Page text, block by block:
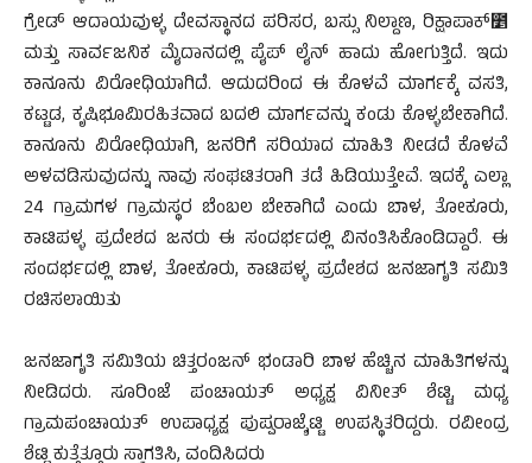
ಗ್ರೇಡ್ ಆದಾಯವುಳ್ಳ ದೇವಸ್ಥಾನದ ಪರಿಸರ, ಬಸ್ಸು ನಿಲ್ದಾಣ, ರಿಕ್ಷಾಪಾಕ್೵
ಮತ್ತು ಸಾರ್ವಜನಿಕ ಮೈದಾನದಲ್ಲಿ ಪೈಪ್ ಲೈನ್ ಹಾದು ಹೋಗುತ್ತಿದೆ. ಇದು
ಕಾನೂನು ವಿರೋಧಿಯಾಗಿದೆ. ಆದುದರಿಂದ ಈ ಕೊಳವೆ ಮಾರ್ಗಕ್ಕೆ ವಸತಿ,
ಕಟ್ಟಡ, ಕೃಷಿಭೂಮಿರಹಿತವಾದ ಬದಲಿ ಮಾರ್ಗವನ್ನು ಕಂಡು ಕೊಳ್ಳಬೇಕಾಗಿದೆ.
ಕಾನೂನು ವಿರೋಧಿಯಾಗಿ, ಜನರಿಗೆ ಸರಿಯಾದ ಮಾಹಿತಿ ನೀಡದೆ ಕೊಳವೆ
ಅಳವಡಿಸುವುದನ್ನು ನಾವು ಸಂಘಟಿತರಾಗಿ ತಡೆ ಹಿಡಿಯುತ್ತೇವೆ. ಇದಕ್ಕೆ ಎಲ್ಲಾ
24 ಗ್ರಾಮಗಳ ಗ್ರಾಮಸ್ಥರ ಬೆಂಬಲ ಬೇಕಾಗಿದೆ ಎಂದು ಬಾಳ, ತೋಕೂರು,
ಕಾಟಿಪಳ್ಳ ಪ್ರದೇಶದ ಜನರು ಈ ಸಂದರ್ಭದಲ್ಲಿ ವಿನಂತಿಸಿಕೊಂಡಿದ್ದಾರೆ. ಈ
ಸಂದರ್ಭದಲ್ಲಿ ಬಾಳ, ತೋಕೂರು, ಕಾಟಿಪಳ್ಳ ಪ್ರದೇಶದ ಜನಜಾಗೃತಿ ಸಮಿತಿ
ರಚಿಸಲಾಯಿತು
ಜನಜಾಗೃತಿ ಸಮಿತಿಯ ಚಿತ್ತರಂಜನ್ ಭಂಡಾರಿ ಬಾಳ ಹೆಚ್ಚಿನ ಮಾಹಿತಿಗಳನ್ನು
ನೀಡಿದರು. ಸೂರಿಂಜೆ ಪಂಚಾಯತ್ ಅಧ್ಯಕ್ಷ ವಿನೀತ್ ಶೆಟ್ಟಿ, ಮಧ್ಯ
ಗ್ರಾಮಪಂಚಾಯತ್ ಉಪಾಧ್ಯಕ್ಷ ಪುಷ್ಪರಾಜ್ಶೆಟ್ಟಿ ಉಪಸ್ಥಿತರಿದ್ದರು. ರವೀಂದ್ರ
ಶೆಟ್ಟಿ ಕುತ್ತೆತ್ತೂರು ಸ್ವಾಗತಿಸಿ, ವಂದಿಸಿದರು